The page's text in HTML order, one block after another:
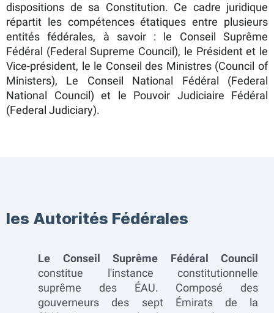
dispositions de sa Constitution. Ce cadre juridique
répartit les compétences étatiques entre plusieurs
entités fédérales, à savoir : le Conseil Suprême
Fédéral (Federal Supreme Council), le Président et le
Vice-président, le le Conseil des Ministres (Council of
Ministers), Le Conseil National Fédéral (Federal
National Council) et le Pouvoir Judiciaire Fédéral
(Federal Judiciary).
les Autorités Fédérales
Le Conseil Suprême Fédéral Council
constitue l'instance constitutionnelle
suprême des ÉAU. Composé des
gouverneurs des sept Émirats de la